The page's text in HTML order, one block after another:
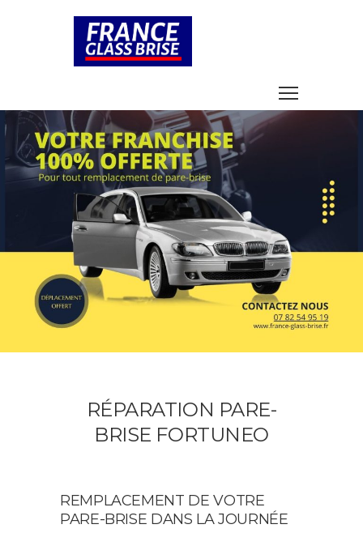
RÉPARATION PARE-
BRISE FORTUNEO
REMPLACEMENT DE VOTRE
PARE-BRISE DANS LA JOURNÉE